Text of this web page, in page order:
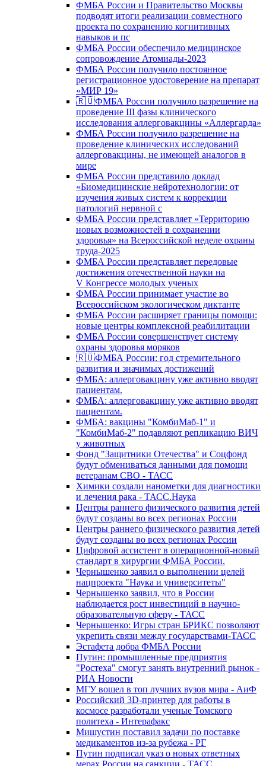
ФМБА России и Правительство Москвы
подводят итоги реализации совместного
проекта по сохранению когнитивных
навыков и пс
ФМБА России обеспечило медицинское
сопровождение Атомиады-2023
ФМБА России получило постоянное
регистрационное удостоверение на препарат
«МИР 19»
🇷🇺ФМБА России получило разрешение на
проведение III фазы клинического
исследования аллерговакцины «Аллергарда»
ФМБА России получило разрешение на
проведение клинических исследований
аллерговакцины, не имеющей аналогов в
мире
ФМБА России представило доклад
«Биомедицинские нейротехнологии: от
изучения живых систем к коррекции
патологий нервной с
ФМБА России представляет «Территорию
новых возможностей в сохранении
здоровья» на Всероссийской неделе охраны
труда-2025
ФМБА России представляет передовые
достижения отечественной науки на
V Конгрессе молодых ученых
ФМБА России принимает участие во
Всероссийском экологическом диктанте
ФМБА России расширяет границы помощи:
новые центры комплексной реабилитации
ФМБА России совершенствует систему
охраны здоровья моряков
🇷🇺ФМБА России: год стремительного
развития и значимых достижений
ФМБА: аллерговакцину уже активно вводят
пациентам.
ФМБА: аллерговакцину уже активно вводят
пациентам.
ФМБА: вакцины "КомбиМаб-1" и
"КомбиМаб-2" подавляют репликацию ВИЧ
у животных
Фонд "Защитники Отечества" и Соцфонд
будут обмениваться данными для помощи
ветеранам СВО - ТАСС
Химики создали нанометки для диагностики
и лечения рака - ТАСС.Наука
Центры раннего физического развития детей
будут созданы во всех регионах России
Центры раннего физического развития детей
будут созданы во всех регионах России
Цифровой ассистент в операционной-новый
стандарт в хирургии ФМБА России.
Чернышенко заявил о выполнении целей
нацпроекта "Наука и университеты"
Чернышенко заявил, что в России
наблюдается рост инвестиций в научно-
образовательную сферу - ТАСС
Чернышенко: Игры стран БРИКС позволяют
укрепить связи между государствами-ТАСС
Эстафета добра ФМБА России
Путин: промышленные предприятия
"Ростеха" смогут занять внутренний рынок -
РИА Новости
МГУ вошел в топ лучших вузов мира - АиФ
Российский 3D-принтер для работы в
космосе разработали ученые Томского
политеха - Интерафакс
Мишустин поставил задачи по поставке
медикаментов из-за рубежа - РГ
Путин подписал указ о новых ответных
мерах России на санкции - ТАСС